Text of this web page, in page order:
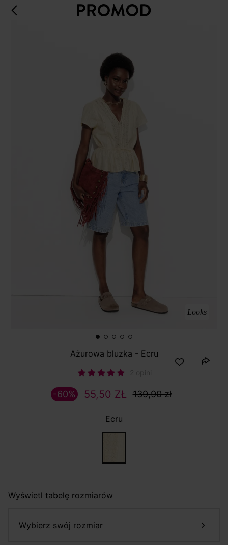
Looks
Ażurowa bluzka - Ecru
55,50 ZŁ 139,90 zł
-60%
Ecru
Wyświetl tabelę rozmiarów
wybierz swój rozmiar